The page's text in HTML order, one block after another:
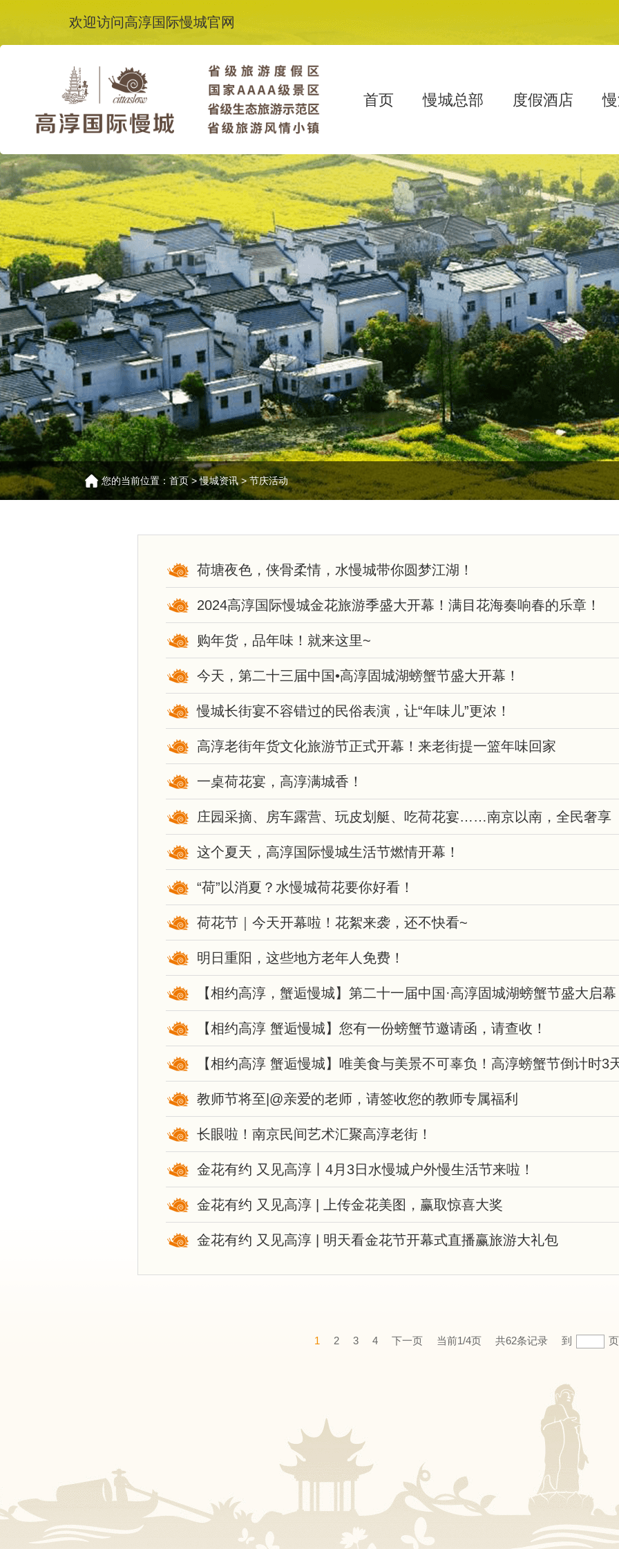
欢迎访问高淳国际慢城官网
首页 慢城总部 度假酒店
您的当前位置： 首页>慢城资讯>节庆活动
荷塘夜色，侠骨柔情，水慢城带你圆梦江湖！
2024高淳国际慢城金花旅游季盛大开幕！满目花海奏响春的乐章！
购年货，品年味！就来这里~
今天，第二十三届中国•高淳固城湖螃蟹节盛大开幕！
慢城长街宴不容错过的民俗表演，让“年味儿”更浓！
高淳老街年货文化旅游节正式开幕！来老街提一篮年味回家
一桌荷花宴，高淳满城香！
庄园采摘、房车露营、玩皮划艇、吃荷花宴……南京以南，全民奢享
这个夏天，高淳国际慢城生活节燃情开幕！
“荷”以消夏？水慢城荷花要你好看！
荷花节｜今天开幕啦！花絮来袭，还不快看~
明日重阳，这些地方老年人免费！
【相约高淳，蟹逅慢城】第二十一届中国·高淳固城湖螃蟹节盛大启幕
【相约高淳 蟹逅慢城】您有一份螃蟹节邀请函，请查收！
【相约高淳 蟹逅慢城】唯美食与美景不可辜负！高淳螃蟹节倒计时3
教师节将至|@亲爱的老师，请签收您的教师专属福利
长眼啦！南京民间艺术汇聚高淳老街！
金花有约 又见高淳丨4月3日水慢城户外慢生活节来啦！
金花有约 又见高淳 | 上传金花美图，赢取惊喜大奖
金花有约 又见高淳 | 明天看金花节开幕式直播赢旅游大礼包
1 2 3 4 下一页 当前1/4页 共62条记录 到 页